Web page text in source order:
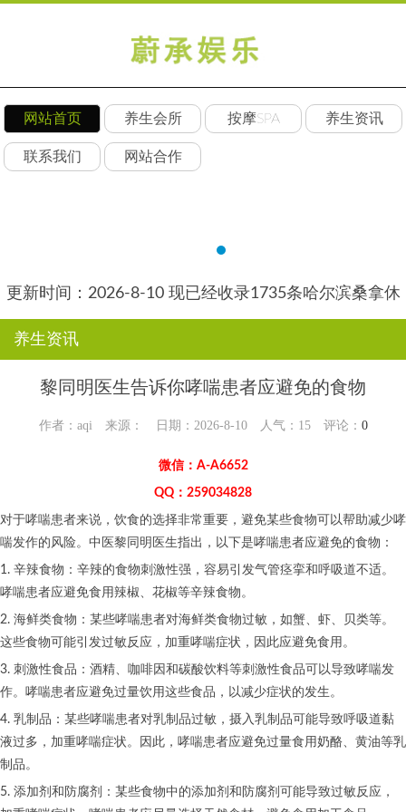
网站首页 养生会所 按摩SPA 养生资讯
联系我们 网站合作
更新时间：2026-8-10 现已经收录1735条哈尔滨桑拿休
养生资讯
黎同明医生告诉你哮喘患者应避免的食物
作者：aqi 来源： 日期：2026-8-10 人气： 15评论： 0
微信：A-A6652
QQ：259034828
对于哮喘患者来说，饮食的选择非常重要，避免某些食物可以帮助减少哮
喘发作的风险。中医黎同明医生指出，以下是哮喘患者应避免的食物：
1. 辛辣食物：辛辣的食物刺激性强，容易引发气管痉挛和呼吸道不适。
哮喘患者应避免食用辣椒、花椒等辛辣食物。
2. 海鲜类食物：某些哮喘患者对海鲜类食物过敏，如蟹、虾、贝类等。
这些食物可能引发过敏反应，加重哮喘症状，因此应避免食用。
3. 刺激性食品：酒精、咖啡因和碳酸饮料等刺激性食品可以导致哮喘发
作。哮喘患者应避免过量饮用这些食品，以减少症状的发生。
4. 乳制品：某些哮喘患者对乳制品过敏，摄入乳制品可能导致呼吸道黏
液过多，加重哮喘症状。因此，哮喘患者应避免过量食用奶酪、黄油等乳
制品。
5. 添加剂和防腐剂：某些食物中的添加剂和防腐剂可能导致过敏反应，